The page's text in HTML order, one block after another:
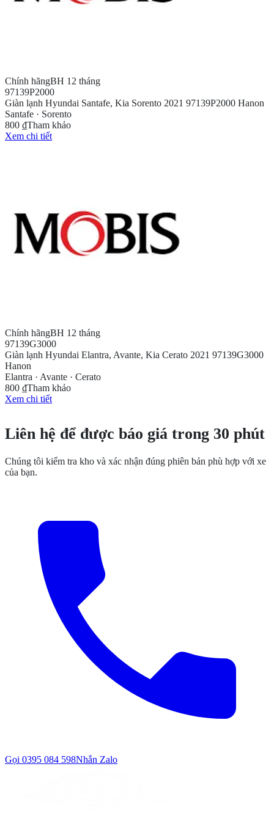
Chính hãngBH 12 tháng
97139P2000
Giàn lạnh Hyundai Santafe, Kia Sorento 2021 97139P2000 Hanon
Santafe · Sorento
800 ₫Tham khảo
Xem chi tiết
Chính hãngBH 12 tháng
97139G3000
Giàn lạnh Hyundai Elantra, Avante, Kia Cerato 2021 97139G3000
Hanon
Elantra · Avante · Cerato
800 ₫Tham khảo
Xem chi tiết
Liên hệ để được báo giá trong 30 phút
Chúng tôi kiểm tra kho và xác nhận đúng phiên bản phù hợp với xe
của bạn.
Gọi 0395 084 598Nhắn Zalo